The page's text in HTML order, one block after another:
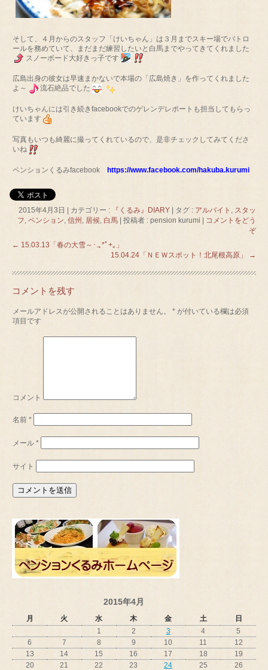
そして、４月からのスタッフ「けいちゃん」は３月までスキー場でパトロ
ールを務めていて、まだまだ練習したいと白馬までやってきてくれました
スノーボード大好きっ子です
広島出身の彼女は早速まかないで本場の「広島焼き」を作ってくれました
よ～
流石絶品でした
けいちゃんには引き続きfacebookでのゲレンデレポートも担当してもらっ
ています
写真もいつも綺麗に撮ってくれているので、是非チェックしてみてくださ
いね
ペンションくるみfacebookhttps://www.facebook.com/hakuba.kurumi
2015年4月3日 | カテゴリー : 『くるみ』DIARY | タグ : アルバイト , スタッ
フ, ペンション, 信州 , 居候, 白馬 | 投稿者 : pension kurumi | コメントをどう
ぞ
← 15.03.13「春の大雪～･.｡*ﾟ+｡」
15.04.24「ＮＥＷスポット！北尾根高原」
→
コメントを残す
メールアドレスが公開されることはありません。 * が付いている欄は必須
項目です
コメント
名前*
メール*
サイト
2015年4月
月 火 水 木 金 土 日
1 2 3 4
5
6
7 8 9 10 11
12
13
14 15 16 17 18
19
20
21 22 23 24 25
26